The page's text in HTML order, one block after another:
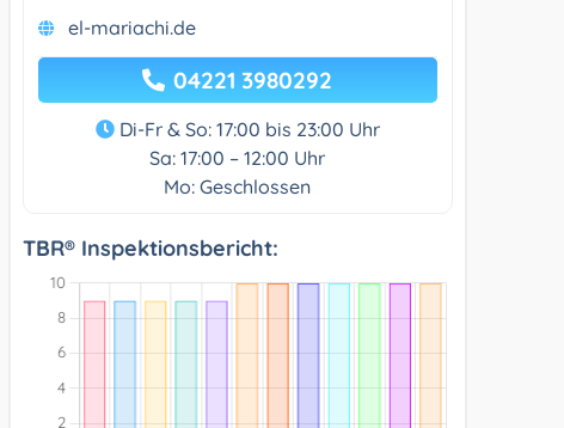
el-mariachi.de
04221 3980292
Di-Fr & So: 17:00 bis 23:00 Uhr
Sa: 17:00 – 12:00 Uhr
Mo: Geschlossen
TBR® Inspektionsbericht: